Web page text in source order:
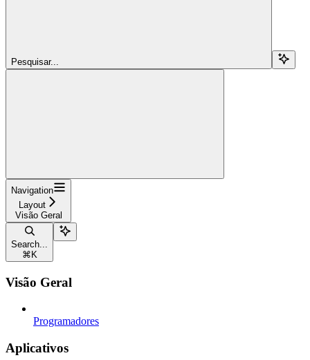
Pesquisar...
Navigation
Layout
Visão Geral
Search...
⌘ K
Visão Geral
Programadores
Aplicativos